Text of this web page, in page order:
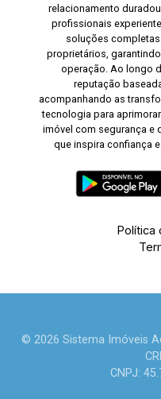
relacionamento
profissionais
soluções
proprietários,
operação. Ao longo
reputação
acompanhando as
tecnologia para
imóvel com segurança e
que inspira confiança
Política
© 2026 Sistema Imóveis
CNPJ: